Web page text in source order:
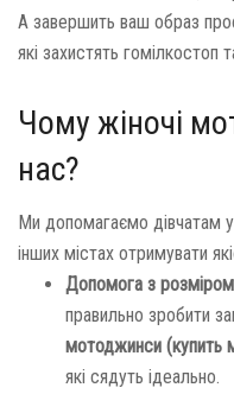
А завершить ваш образ
які захистять гомілкостоп
Чому жіночі
нас?
Ми допомагаємо дівчатам у
інших містах отримувати
Допомога з
правильно зробити
мотоджинси
які сядуть ідеально.